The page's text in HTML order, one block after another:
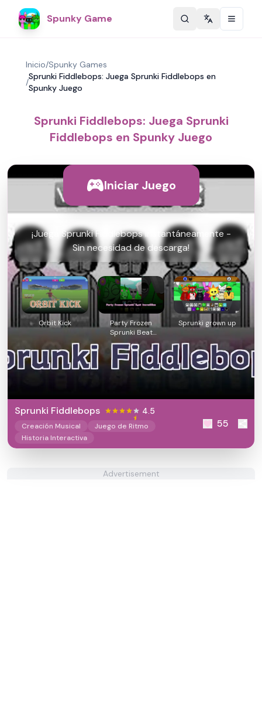
Spunky Game Change
Inicio/Spunky Games
/
Sprunki Fiddlebops: Juega Sprunki Fiddlebops en
Spunky Juego
Sprunki Fiddlebops: Juega Sprunki
Fiddlebops en Spunky Juego
Iniciar Juego
¡Juega Sprunki Fiddlebops instantáneamente -
Sin necesidad de descarga!
Orbit Kick
Party Frozen
Sprunki Beat
IncrediBox
Sprunki grown up
Sprunki Fiddlebops 4.5
Creación Musical
Juego de Ritmo
Historia Interactiva
55
Advertisement